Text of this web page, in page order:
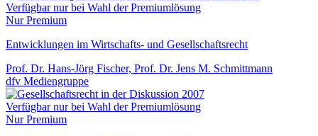
Verfügbar nur bei Wahl der Premiumlösung
Nur Premium
Entwicklungen im Wirtschafts- und Gesellschaftsrecht
Prof. Dr. Hans-Jörg Fischer, Prof. Dr. Jens M. Schmittmann
dfv Mediengruppe
Verfügbar nur bei Wahl der Premiumlösung
Nur Premium